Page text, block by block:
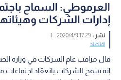
العرموطي: السماح
إدارات الشركات
نشر :17:29 2020/4/9
|
اقتصاد
قال مراقب عام الشركات في وزارة
إنه سمح للشركات بانعقاد اجتماعات